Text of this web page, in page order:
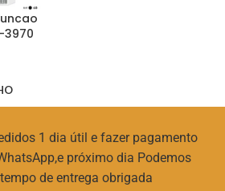
3970
1 dia útil e fazer pagamento
próximo dia Podemos
de entrega obrigada